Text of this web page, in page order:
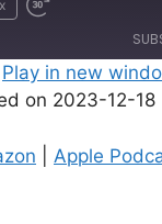
Apple
Play in new
on 2023-12-18
Apple